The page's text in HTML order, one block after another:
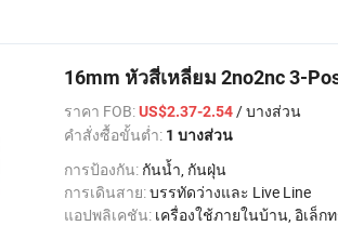
16mm หัวสี่เหลี่ยม 2no2nc 3-
ราคา FOB:US$2.37-2.54/ บางส่วน
คำสั่งซื้อขั้นต่ำ: 1 บางส่วน
การป้องกัน: กันน้ำ, กันฝุ่น
การเดินสาย:บรรทัดว่างและ Live Line
แอปพลิเคชัน: เครื่องใช้ภายในบ้าน, อิเล็กทรอนิกส์, แสงสว่าง, อุตสาหกรรม, อพาร์ทเมนท์ / วิล